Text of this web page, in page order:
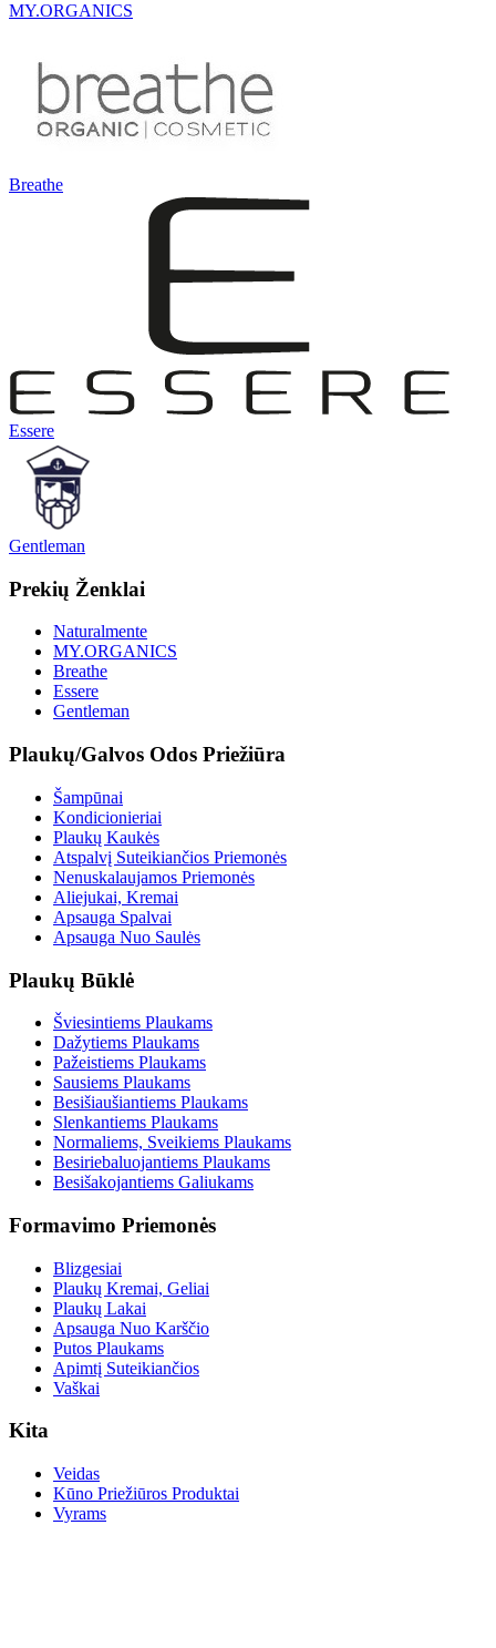
MY.ORGANICS
Breathe
Essere
Gentleman
Prekių Ženklai
Naturalmente
MY.ORGANICS
Breathe
Essere
Gentleman
Plaukų/Galvos Odos Priežiūra
Šampūnai
Kondicionieriai
Plaukų Kaukės
Atspalvį Suteikiančios Priemonės
Nenuskalaujamos Priemonės
Aliejukai, Kremai
Apsauga Spalvai
Apsauga Nuo Saulės
Plaukų Būklė
Šviesintiems Plaukams
Dažytiems Plaukams
Pažeistiems Plaukams
Sausiems Plaukams
Besišiaušiantiems Plaukams
Slenkantiems Plaukams
Normaliems, Sveikiems Plaukams
Besiriebaluojantiems Plaukams
Besišakojantiems Galiukams
Formavimo Priemonės
Blizgesiai
Plaukų Kremai, Geliai
Plaukų Lakai
Apsauga Nuo Karščio
Putos Plaukams
Apimtį Suteikiančios
Vaškai
Kita
Veidas
Kūno Priežiūros Produktai
Vyrams